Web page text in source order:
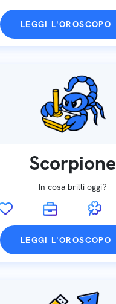
LEGGI L'OROSCOPO
Scorpione
In cosa brilli oggi?
LEGGI L'OROSCOPO